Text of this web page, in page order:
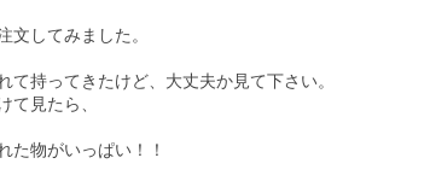
文してみました。
て持ってきたけど、大丈夫か見て下さい。
て見たら、
た物がいっぱい！！